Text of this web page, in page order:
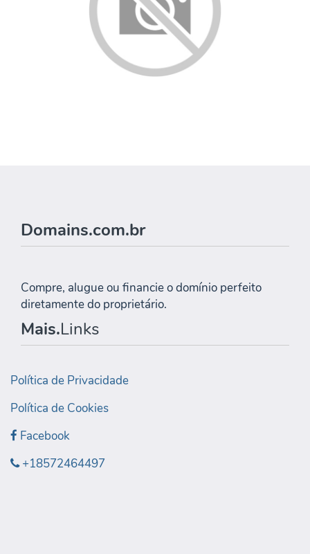
Domains.com.br
Compre, alugue ou financie o domínio perfeito
diretamente do proprietário.
Mais.Links
Política de Privacidade
Política de Cookies
Facebook
+18572464497